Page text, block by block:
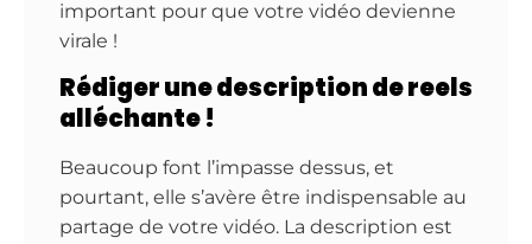
important pour que votre vidéo devienne
virale !
Rédiger une description de reels
alléchante !
Beaucoup font l’impasse dessus, et
pourtant, elle s’avère être indispensable au
partage de votre vidéo. La description est